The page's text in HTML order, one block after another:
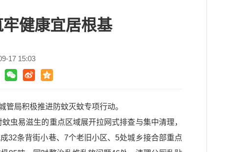
健康宜居根基
17 15:03
局积极推进防蚊灭蚊专项行动。
虫易滋生的重点区域展开拉网式排查与集中清理，
32条背街小巷、7个老旧小区、5处城乡接合部重点